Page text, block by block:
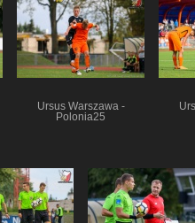
Ursus Warszawa -
Polonia25